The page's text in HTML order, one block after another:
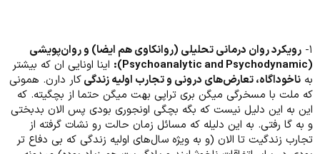
۱- رویکرد روان درمانی تحلیلی (روانکاوی هم ایضا) و روان‌پویشی
(Psychoanalytic and Psychodynamic):
اینا اونایی ان که بیشتر
به ناخوداگاه، تعارض‌های درونی و تجارب اولیه زندگیکار دارن. همونی
که ملت با مسخرگی میگن بری تراپی بهت میگن حتما از بچگیته. که
این به این دلیل نیست که بگه بچگی اونجوری بودی پس الان بدبختی
و به گا رفتی. به این دلیله که مسائل زمان حالت رو نشات گرفته از
تجارب زندگیت تا الان (و به ویژه سال‌های اولیه زندگی که بی دفاع تر